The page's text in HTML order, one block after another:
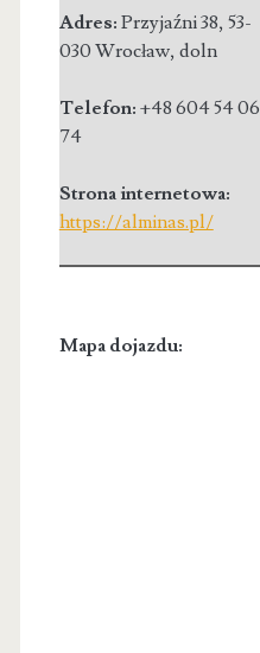
Adres: Przyjaźni 38, 53-
030 Wrocław, doln
Telefon: +48 604 54 06
74
Strona internetowa:
https://alminas.pl/
Mapa dojazdu: